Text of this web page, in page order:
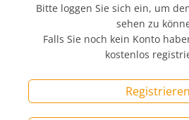
Bitte loggen Sie sich ein, um
sehen zu
Falls Sie noch kein Konto
kostenlos
Registrieren